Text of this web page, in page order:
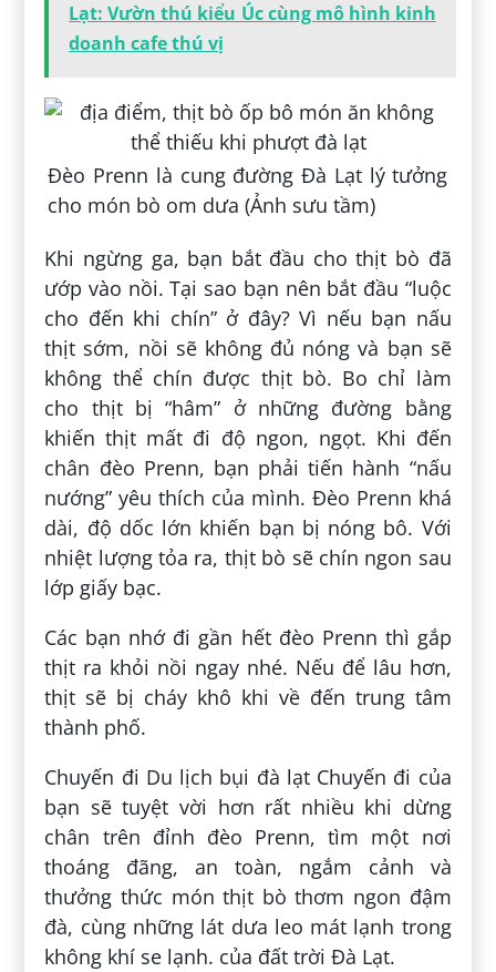
Lạt: Vườn thú kiểu Úc cùng mô hình kinh
doanh cafe thú vị
Đèo Prenn là cung đường Đà Lạt lý tưởng
cho món bò om dưa (Ảnh sưu tầm)
Khi ngừng ga, bạn bắt đầu cho thịt bò đã
ướp vào nồi. Tại sao bạn nên bắt đầu “luộc
cho đến khi chín” ở đây? Vì nếu bạn nấu
thịt sớm, nồi sẽ không đủ nóng và bạn sẽ
không thể chín được thịt bò. Bo chỉ làm
cho thịt bị “hâm” ở những đường bằng
khiến thịt mất đi độ ngon, ngọt. Khi đến
chân đèo Prenn, bạn phải tiến hành “nấu
nướng” yêu thích của mình. Đèo Prenn khá
dài, độ dốc lớn khiến bạn bị nóng bô. Với
nhiệt lượng tỏa ra, thịt bò sẽ chín ngon sau
lớp giấy bạc.
Các bạn nhớ đi gần hết đèo Prenn thì gắp
thịt ra khỏi nồi ngay nhé. Nếu để lâu hơn,
thịt sẽ bị cháy khô khi về đến trung tâm
thành phố.
Chuyến đi Du lịch bụi đà lạt Chuyến đi của
bạn sẽ tuyệt vời hơn rất nhiều khi dừng
chân trên đỉnh đèo Prenn, tìm một nơi
thoáng đãng, an toàn, ngắm cảnh và
thưởng thức món thịt bò thơm ngon đậm
đà, cùng những lát dưa leo mát lạnh trong
không khí se lạnh. của đất trời Đà Lạt.